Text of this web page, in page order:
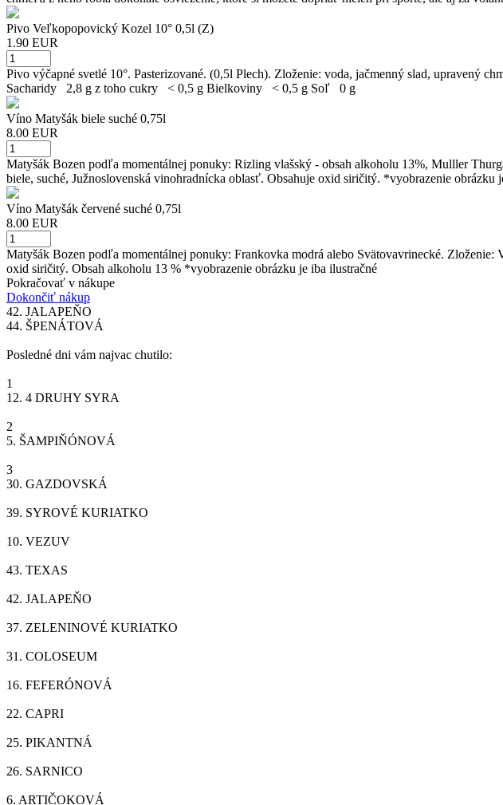
Pivo Veľkopopovický Kozel 10° 0,5l (Z)
1.90 EUR
Pivo výčapné svetlé 10°. Pasterizované. (0,5l Plech). Zloženie: voda, jačmenný slad,
Sacharidy 2,8 g z toho cukry < 0,5 g Bielkoviny < 0,5 g Soľ 0 g
Víno Matyšák biele suché 0,75l
8.00 EUR
Matyšák Bozen podľa momentálnej ponuky: Rizling vlašský - obsah alkoholu 13%, Mulller
biele, suché, Južnoslovenská vinohradnícka oblasť. Obsahuje oxid siričitý. *vyobrazenie obrázku
Víno Matyšák červené suché 0,75l
8.00 EUR
Matyšák Bozen podľa momentálnej ponuky: Frankovka modrá alebo Svätovavrinecké.
oxid siričitý. Obsah alkoholu 13 % *vyobrazenie obrázku je iba ilustračné
Pokračovať v nákupe
Dokončiť nákup
42. JALAPEŇO
44. ŠPENÁTOVÁ
Posledné dni vám najvac chutilo:
1
12. 4 DRUHY SYRA
2
5. ŠAMPIŇÓNOVÁ
3
30. GAZDOVSKÁ
39. SYROVÉ KURIATKO
10. VEZUV
43. TEXAS
42. JALAPEŇO
37. ZELENINOVÉ KURIATKO
31. COLOSEUM
16. FEFERÓNOVÁ
22. CAPRI
25. PIKANTNÁ
26. SARNICO
6. ARTIČOKOVÁ